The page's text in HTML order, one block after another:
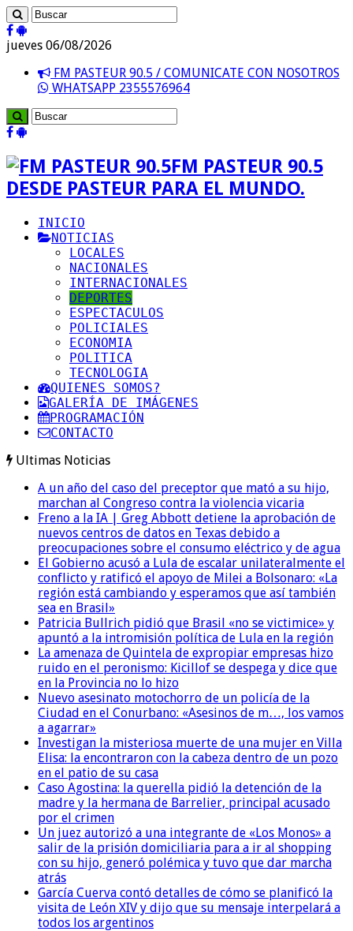
jueves 06/08/2026
FM PASTEUR 90.5 / COMUNICATE CON NOSOTROS
WHATSAPP 2355576964
FM PASTEUR 90.5
DESDE PASTEUR PARA EL MUNDO.
INICIO
NOTICIAS
LOCALES
NACIONALES
INTERNACIONALES
DEPORTES
ESPECTACULOS
POLICIALES
ECONOMIA
POLITICA
TECNOLOGIA
QUIENES SOMOS?
GALERÍA DE IMÁGENES
PROGRAMACIÓN
CONTACTO
Ultimas Noticias
A un año del caso del preceptor que mató a su hijo,
marchan al Congreso contra la violencia vicaria
Freno a la IA | Greg Abbott detiene la aprobación de
nuevos centros de datos en Texas debido a
preocupaciones sobre el consumo eléctrico y de agua
El Gobierno acusó a Lula de escalar unilateralmente el
conflicto y ratificó el apoyo de Milei a Bolsonaro: «La
región está cambiando y esperamos que así también
sea en Brasil»
Patricia Bullrich pidió que Brasil «no se victimice» y
apuntó a la intromisión política de Lula en la región
La amenaza de Quintela de expropiar empresas hizo
ruido en el peronismo: Kicillof se despega y dice que
en la Provincia no lo hizo
Nuevo asesinato motochorro de un policía de la
Ciudad en el Conurbano: «Asesinos de m…, los vamos
a agarrar»
Investigan la misteriosa muerte de una mujer en Villa
Elisa: la encontraron con la cabeza dentro de un pozo
en el patio de su casa
Caso Agostina: la querella pidió la detención de la
madre y la hermana de Barrelier, principal acusado
por el crimen
Un juez autorizó a una integrante de «Los Monos» a
salir de la prisión domiciliaria para a ir al shopping
con su hijo, generó polémica y tuvo que dar marcha
atrás
García Cuerva contó detalles de cómo se planificó la
visita de León XIV y dijo que su mensaje interpelará a
todos los argentinos